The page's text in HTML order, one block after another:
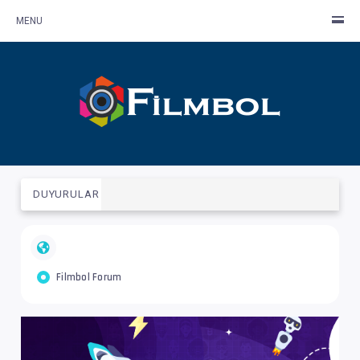
MENU
DUYURULAR
Filmbol Forum